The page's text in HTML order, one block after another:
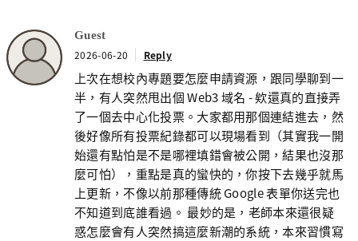
Guest
2026-06-20 Reply
上次在想校內專題要怎麼申請資源，跟同學聊到一
半，有人突然甩出個 Web3 域名 - 欸還真的直接弄
了一個去中心化投票。大家都用那個連結進去，然
後好像所有投票紀錄都可以現場看到（其實我一開
始還有點怕是不是哪裡填錯會被公開，結果也沒那
麼可怕），重點是真的蠻快的，你按下去幾乎就馬
上更新，不像以前那種傳統 Google 表單你送完也
不知道到底誰看過。 最妙的是，老師本來還很疑
惑怎麼會有人突然搞這麼新潮的系統，本來習慣寫